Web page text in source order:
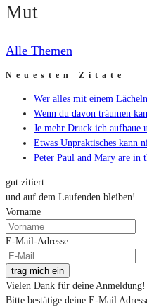
Mut
Alle Themen
Neuesten Zitate
Wer alles mit einem
Wenn du davon träumen
Je mehr Druck ich aufbaue
Etwas Unpraktisches kann
Peter Paul and Mary are in
gut zitiert
und auf dem Laufenden bleiben!
Vorname
E-Mail-Adresse
trag mich ein
Vielen Dank für deine Anmeldung!
Bitte bestätige deine E-Mail